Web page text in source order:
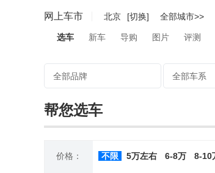
网上车市 北京 [切换] 全部城市>>
选车 新车 导购 图片 评测
全部品牌 全部车系
帮您选车
价格： 不限 5万左右 6-8万 8-10